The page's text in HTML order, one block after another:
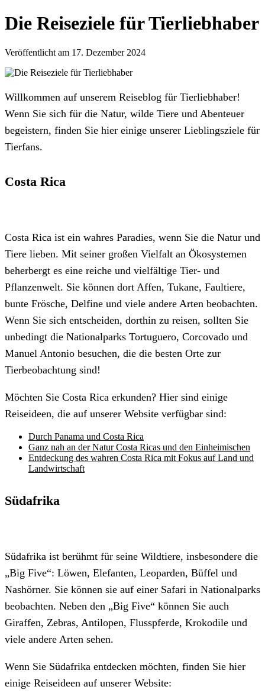
Die Reiseziele für Tierliebhaber
Veröffentlicht am 17. Dezember 2024
Willkommen auf unserem Reiseblog für Tierliebhaber!
Wenn Sie sich für die Natur, wilde Tiere und Abenteuer
begeistern, finden Sie hier einige unserer Lieblingsziele für
Tierfans.
Costa Rica
Costa Rica ist ein wahres Paradies, wenn Sie die Natur und
Tiere lieben. Mit seiner großen Vielfalt an Ökosystemen
beherbergt es eine reiche und vielfältige Tier- und
Pflanzenwelt. Sie können dort Affen, Tukane, Faultiere,
bunte Frösche, Delfine und viele andere Arten beobachten.
Wenn Sie sich entscheiden, dorthin zu reisen, sollten Sie
unbedingt die Nationalparks Tortuguero, Corcovado und
Manuel Antonio besuchen, die die besten Orte zur
Tierbeobachtung sind!
Möchten Sie Costa Rica erkunden? Hier sind einige
Reiseideen, die auf unserer Website verfügbar sind:
Durch Panama und Costa Rica
Ganz nah an der Natur Costa Ricas und den Einheimischen
Entdeckung des wahren Costa Rica mit Fokus auf Land und
Landwirtschaft
Südafrika
Südafrika ist berühmt für seine Wildtiere, insbesondere die
„Big Five“: Löwen, Elefanten, Leoparden, Büffel und
Nashörner. Sie können sie auf einer Safari in Nationalparks
beobachten. Neben den „Big Five“ können Sie auch
Giraffen, Zebras, Antilopen, Flusspferde, Krokodile und
viele andere Arten sehen.
Wenn Sie Südafrika entdecken möchten, finden Sie hier
einige Reiseideen auf unserer Website: